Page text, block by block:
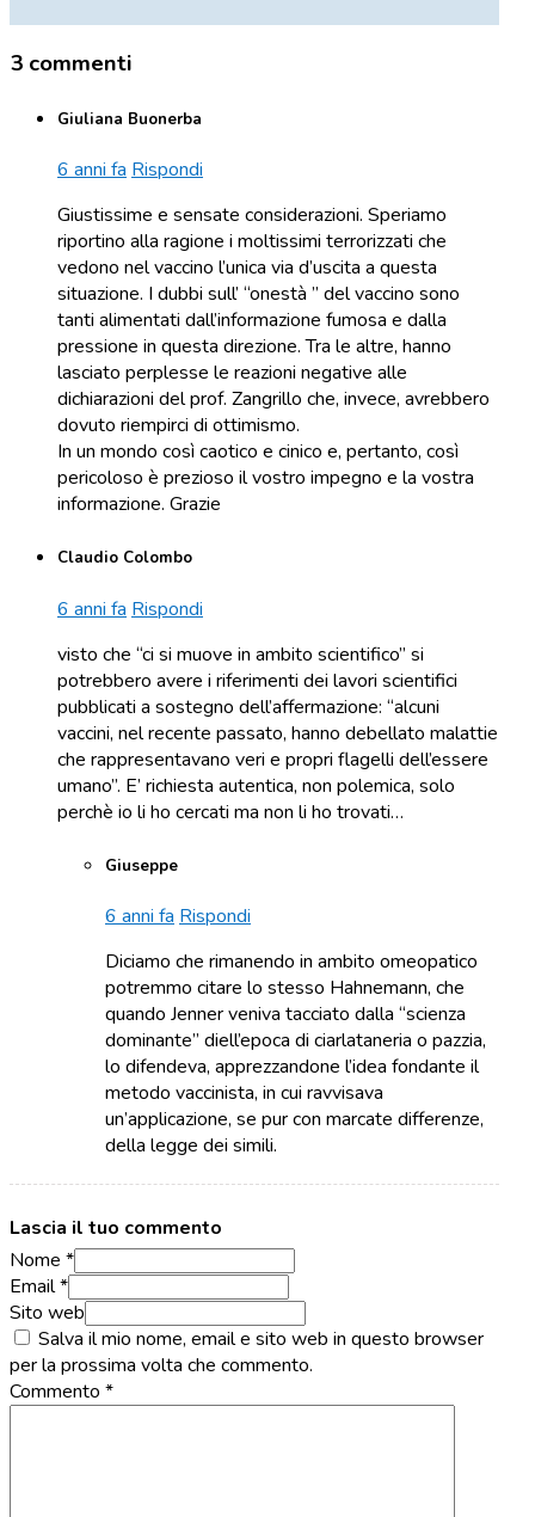
3 commenti
Giuliana Buonerba
6 anni fa Rispondi
Giustissime e sensate considerazioni. Speriamo
riportino alla ragione i moltissimi terrorizzati che
vedono nel vaccino l’unica via d’uscita a questa
situazione. I dubbi sull’ “onestà ” del vaccino sono
tanti alimentati dall’informazione fumosa e dalla
pressione in questa direzione. Tra le altre, hanno
lasciato perplesse le reazioni negative alle
dichiarazioni del prof. Zangrillo che, invece, avrebbero
dovuto riempirci di ottimismo.
In un mondo così caotico e cinico e, pertanto, così
pericoloso è prezioso il vostro impegno e la vostra
informazione. Grazie
Claudio Colombo
6 anni fa Rispondi
visto che “ci si muove in ambito scientifico” si
potrebbero avere i riferimenti dei lavori scientifici
pubblicati a sostegno dell’affermazione: “alcuni
vaccini, nel recente passato, hanno debellato malattie
che rappresentavano veri e propri flagelli dell’essere
umano”. E’ richiesta autentica, non polemica, solo
perchè io li ho cercati ma non li ho trovati…
Giuseppe
6 anni fa Rispondi
Diciamo che rimanendo in ambito omeopatico
potremmo citare lo stesso Hahnemann, che
quando Jenner veniva tacciato dalla “scienza
dominante” diell’epoca di ciarlataneria o pazzia,
lo difendeva, apprezzandone l’idea fondante il
metodo vaccinista, in cui ravvisava
un’applicazione, se pur con marcate differenze,
della legge dei simili.
Lascia il tuo commento
Nome *
Email *
Sito web
Salva il mio nome, email e sito web in questo browser
per la prossima volta che commento.
Commento *